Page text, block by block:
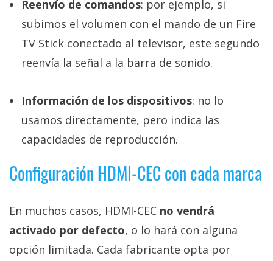
Reenvío de comandos: por ejemplo, si
subimos el volumen con el mando de un Fire
TV Stick conectado al televisor, este segundo
reenvía la señal a la barra de sonido.
Información de los dispositivos: no lo
usamos directamente, pero indica las
capacidades de reproducción.
Configuración HDMI-CEC con cada marca
En muchos casos, HDMI-CEC no vendrá
activado por defecto, o lo hará con alguna
opción limitada. Cada fabricante opta por